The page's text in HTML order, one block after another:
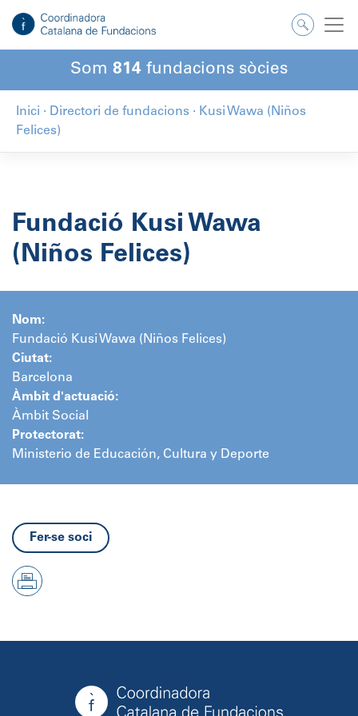
contingut
Som 814 fundacions sòcies
Inici · Directori de fundacions · Kusi Wawa (Niños
Felices)
Fundació Kusi Wawa
(Niños Felices)
Nom:
Fundació Kusi Wawa (Niños Felices)
Ciutat:
Barcelona
Àmbit d'actuació:
Àmbit Social
Protectorat:
Ministerio de Educación, Cultura y Deporte
Fer-se soci